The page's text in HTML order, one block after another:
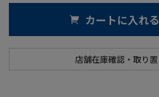
カートに入れる